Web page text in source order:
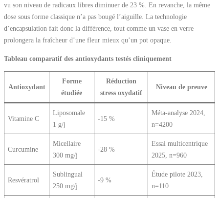
vu son niveau de radicaux libres diminuer de 23 %. En revanche, la même
dose sous forme classique n’a pas bougé l’aiguille. La technologie
d’encapsulation fait donc la différence, tout comme un vase en verre
prolongera la fraîcheur d’une fleur mieux qu’un pot opaque.
Tableau comparatif des antioxydants testés cliniquement
Antioxydant
Forme
étudiée
Réduction
stress oxydatif
Niveau de preuve
Vitamine C
Liposomale
1 g/j
-15 %
Méta-analyse 2024,
n=4200
Curcumine
Micellaire
300 mg/j
-28 %
Essai multicentrique
2025, n=960
Resvératrol
Sublingual
250 mg/j
-9 %
Étude pilote 2023,
n=110